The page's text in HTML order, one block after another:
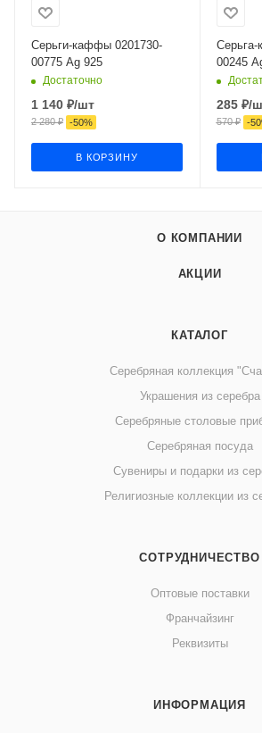
Серьги-каффы 0201730-
00775 Ag 925
Достаточно
1 140 ₽/шт
2 280₽ -50%
В КОРЗИНУ
00245
285₽/
570₽ -50
О КОМПАНИИ
АКЦИИ
КАТАЛОГ
Серебряная коллекция
Украшения из серебра
Серебряные столовые
Серебряная посуда
Сувениры и подарки из
Религиозные коллекции из
СОТРУДНИЧЕСТВО
Оптовые поставки
Франчайзинг
Реквизиты
ИНФОРМАЦИЯ